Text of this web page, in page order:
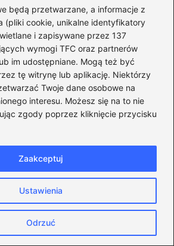
będą przetwarzane, a informacje z
(pliki cookie, unikalne identyfikatory
i zapisywane przez 137
wymogi TFC oraz partnerów
im udostępniane. Mogą też być
tę witrynę lub aplikację. Niektórzy
Twoje dane osobowe na
interesu. Możesz się na to nie
zgody poprzez kliknięcie przycisku
Ustawienia
Odrzuć
Zaakceptuj
nie zostanie opublikowany.
są oznaczone*